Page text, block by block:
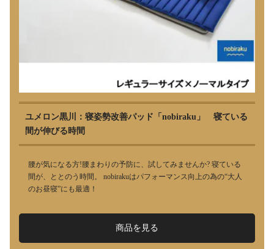
ユメロン黒川：寝姿勢改善パッド「nobiraku」 寝ている
間が伸びる時間
腰が気になる方!腰まわりの予防に、試してみませんか? 寝ている
間が、ととのう時間。 nobirakuはパフォーマンス向上の為の“大人
のお昼寝”にも最適！
商品を見る